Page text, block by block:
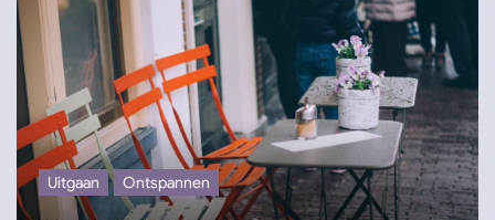
Uitgaan Ontspannen